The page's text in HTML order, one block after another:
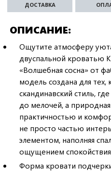
ОПИСАНИЕ
ДОСТАВКА
Ощутите атмосферу
двуспальной кроватью
«Волшебная сосна» от
модель создана для
скандинавский стиль,
до мелочей, а природная
практичностью и
не просто частью
элементом, наполняя
ощущением
Форма кровати